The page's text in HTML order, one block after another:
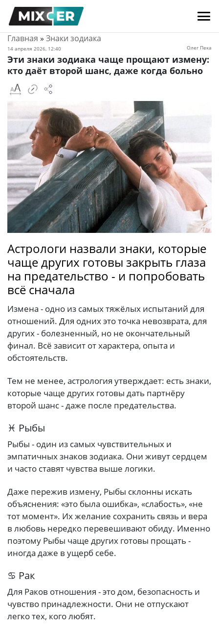
Главная » Знаки зодиака
14 апреля 2026, 12:40 Олег Пека
Эти знаки зодиака чаще прощают измену:
кто даёт второй шанс, даже когда больно
Астрологи назвали знаки, которые
чаще других готовы закрыть глаза
на предательство - и попробовать
всё сначала
Измена - одно из самых тяжёлых испытаний для
отношений. Для одних это точка невозврата, для
других - болезненный, но не окончательный
финал. Всё зависит от характера, опыта и
обстоятельств.
Тем не менее, астрология утверждает: есть знаки,
которые чаще других готовы дать партнёру
второй шанс - даже после предательства.
♓ Рыбы
Рыбы - один из самых чувствительных и
эмпатичных знаков зодиака. Они живут сердцем
и часто ставят чувства выше логики.
Даже пережив измену, Рыбы склонны искать
объяснения: «это была ошибка», «слабость», «не
тот момент». Их желание сохранить связь и вера
в любовь нередко перевешивают обиду. Именно
поэтому Рыбы чаще других готовы прощать -
иногда даже в ущерб себе.
♋ Рак
Для Раков отношения - это дом, безопасность и
чувство принадлежности. Они не отпускают
легко тех, кого любят.